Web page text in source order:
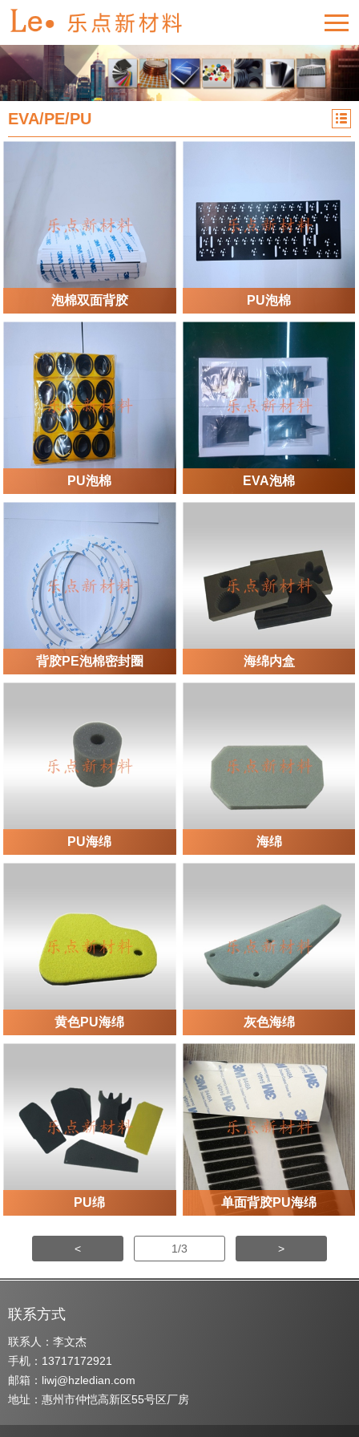
EVA/PE/PU
泡棉双面背胶 PU泡棉
PU泡棉 EVA泡棉
背胶PE泡棉密封圈 海绵内盒
PU海绵 海绵
黄色PU海绵 灰色海绵
PU绵 单面背胶PU海绵
< 1/3 >
联系方式
联系人：李文杰
手机：13717172921
邮箱：liwj@hzledian.com
地址：惠州市仲恺高新区55号区厂房